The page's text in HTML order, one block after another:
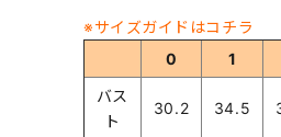
※サイズガイドはコチラ
0
1
バス
ト
30.2 34.5